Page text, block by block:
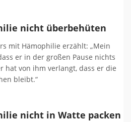
nicht überbehüten
mit Hämophilie erzählt: „Mein
er in der großen Pause nichts
hat von ihm verlangt, dass er die
bleibt.“
nicht in Watte packen